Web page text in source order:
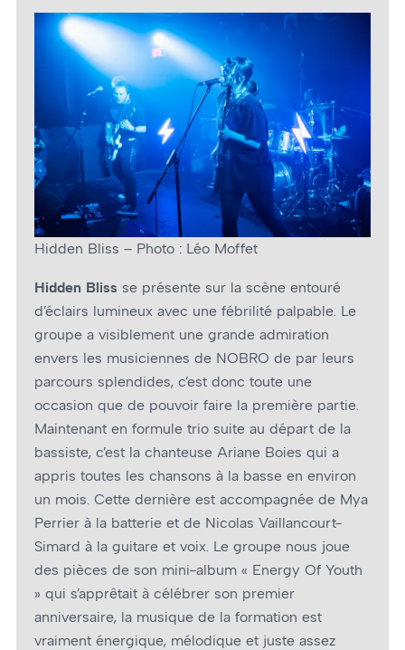
Hidden Bliss – Photo : Léo Moffet
Hidden Bliss se présente sur la scène entouré
d’éclairs lumineux avec une fébrilité palpable. Le
groupe a visiblement une grande admiration
envers les musiciennes de NOBRO de par leurs
parcours splendides, c’est donc toute une
occasion que de pouvoir faire la première partie.
Maintenant en formule trio suite au départ de la
bassiste, c’est la chanteuse Ariane Boies qui a
appris toutes les chansons à la basse en environ
un mois. Cette dernière est accompagnée de Mya
Perrier à la batterie et de Nicolas Vaillancourt-
Simard à la guitare et voix. Le groupe nous joue
des pièces de son mini-album « Energy Of Youth
» qui s’apprêtait à célébrer son premier
anniversaire, la musique de la formation est
vraiment énergique, mélodique et juste assez